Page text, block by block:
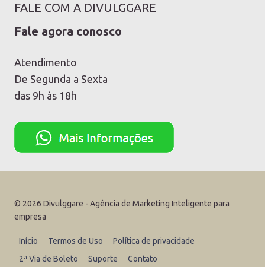
FALE COM A DIVULGGARE
Fale agora conosco
Atendimento
De Segunda a Sexta
das 9h às 18h
© 2026 Divulggare - Agência de Marketing Inteligente para
empresa
Início Termos de Uso
Política de privacidade
2ª Via de Boleto
Suporte Contato